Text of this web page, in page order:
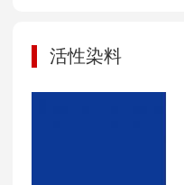
活性染料